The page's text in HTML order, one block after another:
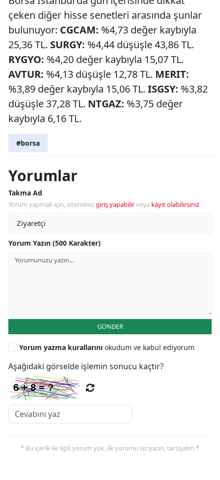
çeken diğer hisse senetleri arasında şunlar
bulunuyor: CGCAM: %4,73 değer kaybıyla
25,36 TL. SURGY: %4,44 düşüşle 43,86 TL.
RYGYO: %4,20 değer kaybıyla 15,07 TL.
AVTUR: %4,13 düşüşle 12,78 TL. MERIT:
%3,89 değer kaybıyla 15,06 TL. ISGSY: %3,82
düşüşle 37,28 TL. NTGAZ: %3,75 değer
kaybıyla 6,16 TL.
#borsa
Yorumlar
Takma Ad
Yorum yapmak için, istersenizgiriş yapabilirveya kayıt olabilirsiniz.
Yorum Yazın (500 Karakter)
GÖNDER
Yorum yazma kurallarını okudum ve kabul ediyorum
Aşağıdaki görselde işlemin sonucu kaçtır?
* Bu içerik ile ilgili yorum yok, ilk yorumu siz yazın, tartışalım *